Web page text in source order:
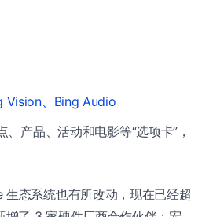
Vision、Bing Audio
产品、活动和电影等“选项卡”，
态系统也有所改动，现在已经超